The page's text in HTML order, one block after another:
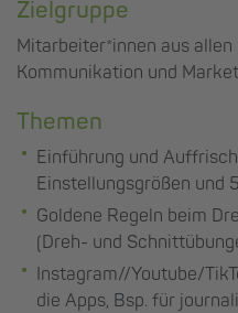
Zielgruppe
Mitarbeiter*innen aus
Kommunikation und
Themen
Einführung und
Einstellungsgrößen und
Goldene Regeln beim
(Dreh- und
Instagram//Youtube/
die Apps, Bsp. für